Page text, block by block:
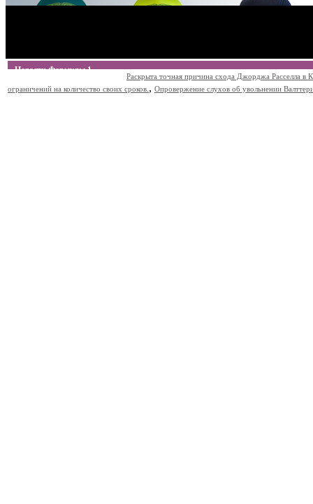
Новости Формулы 1
Раскрыта точная причина схода Джорджа Расселла в
ограничений на количество своих сроков. , Опровержение слухов об увольнении